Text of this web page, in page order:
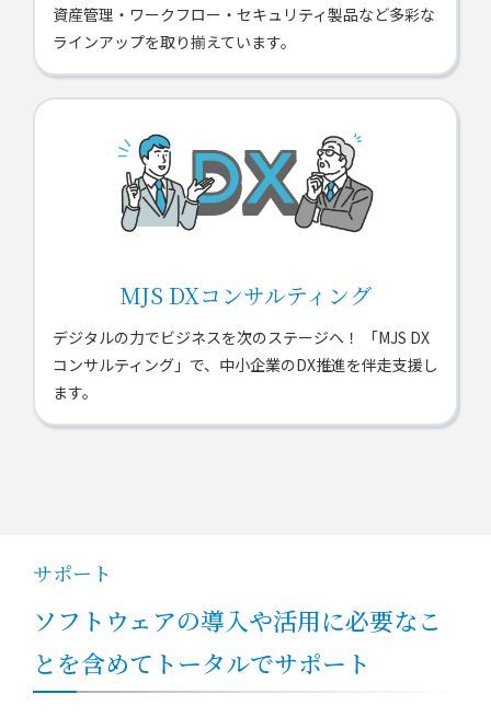
資産管理・ワークフロー・セキュリティ製品など多彩な
ラインアップを取り揃えています。
MJS DXコンサルティング
デジタルの力でビジネスを次のステージへ！ 「MJS DX
コンサルティング」で、中小企業のDX推進を伴走支援し
ます。
サポート
ソフトウェアの導入や活用に必要なこ
とを含めてトータルでサポート